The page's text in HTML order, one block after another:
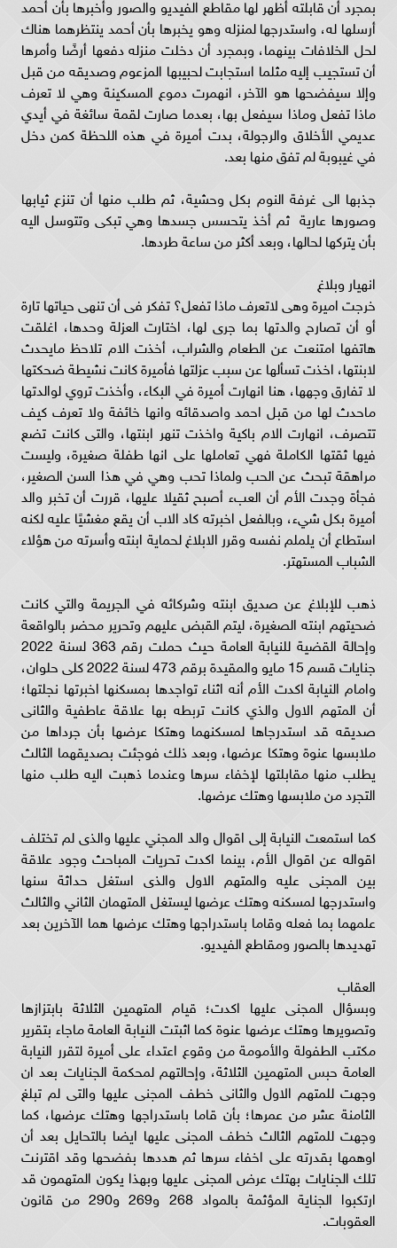
بمجرد أن قابلته أظهر لها مقاطع الفيديو والصور وأخبرها بأن أحمد
أرسلها له، واستدرجها لمنزله وهو يخبرها بأن أحمد ينتظرهما هناك
لحل الخلافات بينهما، وبمجرد أن دخلت منزله دفعها أرضًا وأمرها
أن تستجيب إليه مثلما استجابت لحبيبها المزعوم وصديقه من قبل
وإلا سيفضحها هو الآخر، انهمرت دموع المسكينة وهي لا تعرف
ماذا تفعل وماذا سيفعل بها، بعدما صارت لقمة سائغة في أيدي
عديمي الأخلاق والرجولة، بدت أميرة في هذه اللحظة كمن دخل
في غيبوبة لم تفق منها بعد.
جذبها الى غرفة النوم بكل وحشية، ثم طلب منها أن تنزع ثيابها
وصورها عارية ثم أخذ يتحسس جسدها وهي تبكى وتتوسل اليه
بأن يتركها لحالها، وبعد أكثر من ساعة طردها.
انهيار وبلاغ
خرجت اميرة وهى لاتعرف ماذا تفعل؟ تفكر فى أن تنهى حياتها تارة
أو أن تصارح والدتها بما جرى لها، اختارت العزلة وحدها، اغلقت
هاتفها امتنعت عن الطعام والشراب، أخذت الام تلاحظ مايحدث
لابنتها، اخذت تسألها عن سبب عزلتها فأميرة كانت نشيطة ضحكتها
لا تفارق وجهها، هنا انهارت أميرة في البكاء، وأخذت تروي لوالدتها
ماحدث لها من قبل احمد واصدقائه وانها خائفة ولا تعرف كيف
تتصرف، انهارت الام باكية واخذت تنهر ابنتها، والتى كانت تضع
فيها ثقتها الكاملة فهي تعاملها على انها طفلة صغيرة، وليست
مراهقة تبحث عن الحب ولماذا تحب وهي في هذا السن الصغير،
فجأة وجدت الأم أن العبء أصبح ثقيلا عليها، قررت أن تخبر والد
أميرة بكل شيء، وبالفعل اخبرته كاد الاب أن يقع مغشيًا عليه لكنه
استطاع أن يلملم نفسه وقرر الابلاغ لحماية ابنته وأسرته من هؤلاء
الشباب المستهتر.
ذهب للإبلاغ عن صديق ابنته وشركائه في الجريمة والتي كانت
ضحيتهم ابنته الصغيرة، ليتم القبض عليهم وتحرير محضر بالواقعة
وإحالة القضية للنيابة العامة حيث حملت رقم 363 لسنة 2022
جنايات قسم 15 مايو والمقيدة برقم 473 لسنة 2022 كلى حلوان،
وامام النيابة اكدت الأم أنه اثناء تواجدها بمسكنها اخبرتها نجلتها؛
أن المتهم الاول والذي كانت تربطه بها علاقة عاطفية والثانى
صديقه قد استدرجاها لمسكنهما وهتكا عرضها بأن جرداها من
ملابسها عنوة وهتكا عرضها، وبعد ذلك فوجئت بصديقهما الثالث
يطلب منها مقابلتها لإخفاء سرها وعندما ذهبت اليه طلب منها
التجرد من ملابسها وهتك عرضها.
كما استمعت النيابة إلى اقوال والد المجني عليها والذى لم تختلف
اقواله عن اقوال الأم، بينما اكدت تحريات المباحث وجود علاقة
بين المجنى عليه والمتهم الاول والذى استغل حداثة سنها
واستدرجها لمسكنه وهتك عرضها ليستغل المتهمان الثاني والثالث
علمهما بما فعله وقاما باستدراجها وهتك عرضها هما الآخرين بعد
تهديدها بالصور ومقاطع الفيديو.
العقاب
وبسؤال المجنى عليها اكدت؛ قيام المتهمين الثلاثة بابتزازها
وتصويرها وهتك عرضها عنوة كما اثبتت النيابة العامة ماجاء بتقرير
مكتب الطفولة والأمومة من وقوع اعتداء على أميرة لتقرر النيابة
العامة حبس المتهمين الثلاثة، وإحالتهم لمحكمة الجنايات بعد ان
وجهت للمتهم الاول والثانى خطف المجنى عليها والتى لم تبلغ
الثامنة عشر من عمرها؛ بأن قاما باستدراجها وهتك عرضها، كما
وجهت للمتهم الثالث خطف المجنى عليها ايضا بالتحايل بعد أن
اوهمها بقدرته على اخفاء سرها ثم هددها بفضحها وقد اقترنت
تلك الجنايات بهتك عرض المجنى عليها وبهذا يكون المتهمون قد
ارتكبوا الجناية المؤثمة بالمواد 268 و269 و290 من قانون
العقوبات.